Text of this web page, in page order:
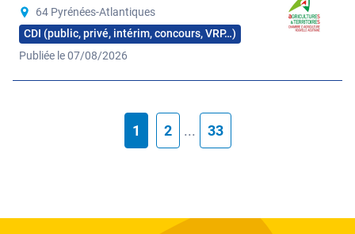
64 Pyrénées-Atlantiques
CDI (public, privé, intérim, concours, VRP…)
Publiée le 07/08/2026
1 2 ... 33